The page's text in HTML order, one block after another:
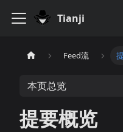
Tianji
Feed流
本页总览
提要概览